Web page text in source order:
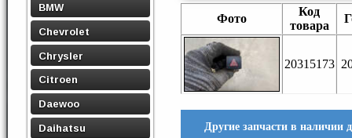
BMW
Chevrolet
Chrysler
Citroen
Daewoo
Daihatsu
Фото
Код
товара
20315173
Другие запчасти в наличии